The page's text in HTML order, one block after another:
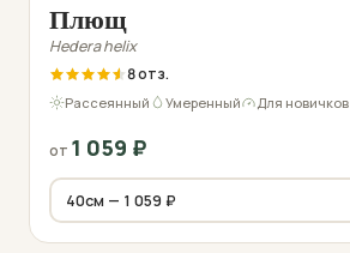
Плющ
Hedera helix
8
Рассеянный Умеренный Для новичков
от 1 059 ₽